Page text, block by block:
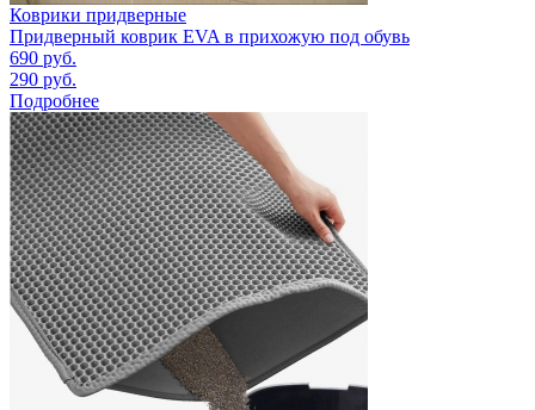
Коврики придверные
Придверный коврик EVA в прихожую под обувь
690 руб.
290 руб.
Подробнее